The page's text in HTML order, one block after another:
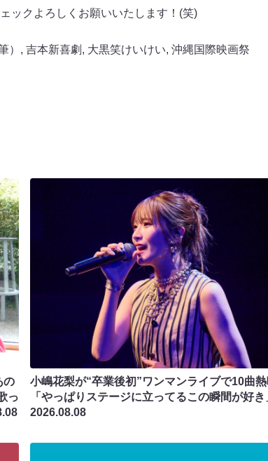
ックよろしくお願いいたします！(笑)
） , 吉本新喜劇 , 大黒笑けいけい, 沖縄国際映画祭
の
っ
小嶋花梨が“卒業後初”ワンマンライブで10曲
「やっぱりステージに立ってるこの瞬間が好き
2026.08.08